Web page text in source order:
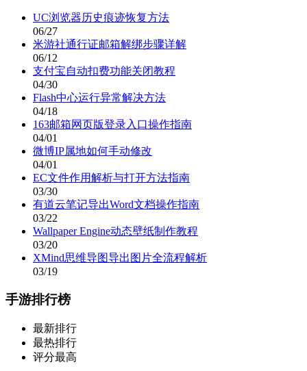
戴夫激战僵尸全新射击v1.0 无限阳光版
海岛奇兵全资源畅玩版策略手游v45.559 无限金币版
火柴人战争指挥官免广告策略对决v0.2.1 免广告版
相关下载
少女都市无限金币中文版上线v1.8.5 无限金币版
查 看
少女都市日系恋爱自由定制v1.3 无限金币版
查 看
光明旅者安卓角色扮演新作v1.1.94 无敌版
查 看
疯狂动物园国际服跑酷驯养新篇章v4.0.1 无限钻石版
查 看
查 看
地铁逃生国际服手游下载安装v3.0.0 无限点券版